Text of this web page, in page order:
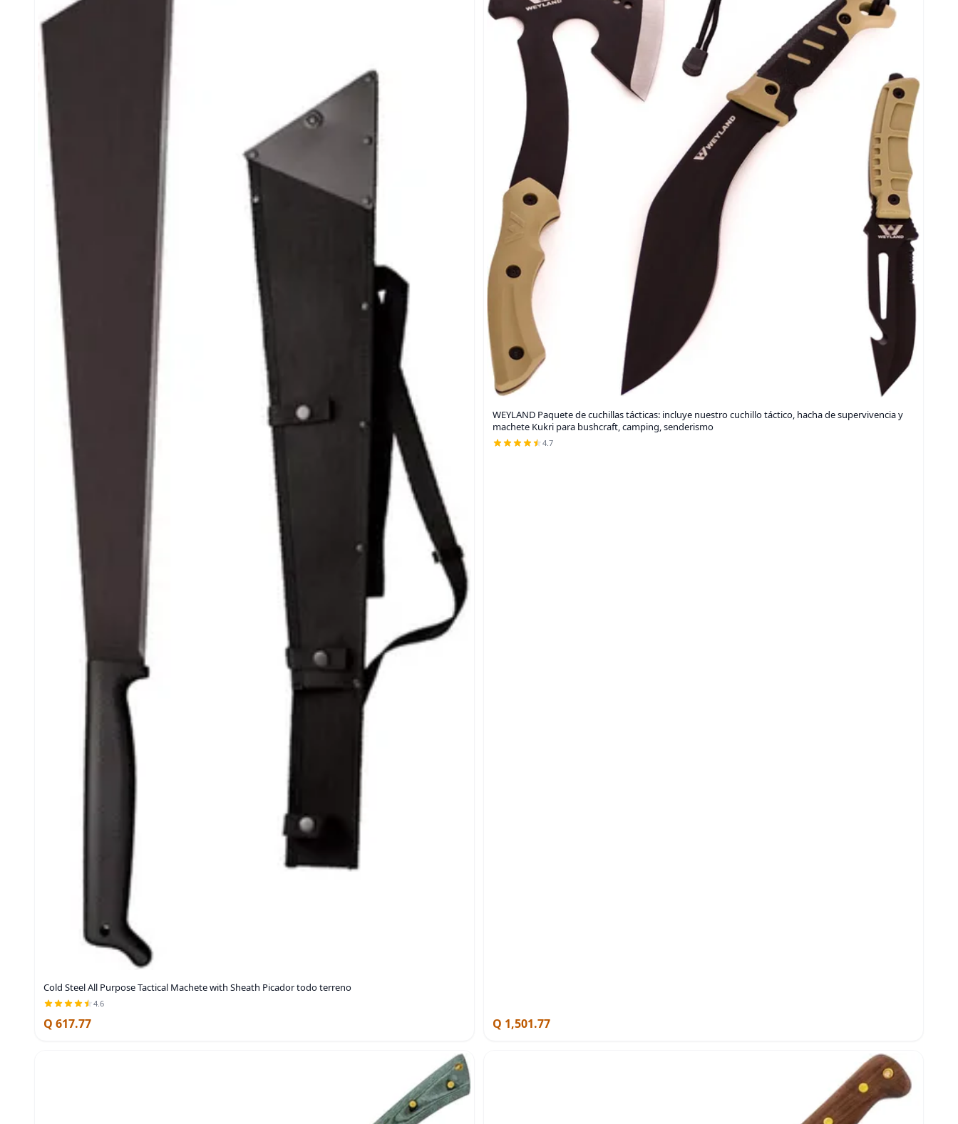
Cold Steel All Purpose Tactical Machete with Sheath Picador todo terreno
4.6
Q 617.77
WEYLAND Paquete de cuchillas tácticas: incluye nuestro cuchillo táctico, hacha de supervivencia y
machete Kukri para bushcraft, camping, senderismo
4.7
Q 1,501.77